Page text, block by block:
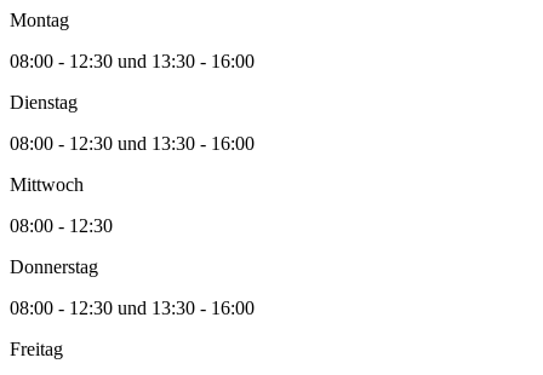
Montag
08:00 - 12:30 und 13:30 - 16:00
Dienstag
08:00 - 12:30 und 13:30 - 16:00
Mittwoch
08:00 - 12:30
Donnerstag
08:00 - 12:30 und 13:30 - 16:00
Freitag